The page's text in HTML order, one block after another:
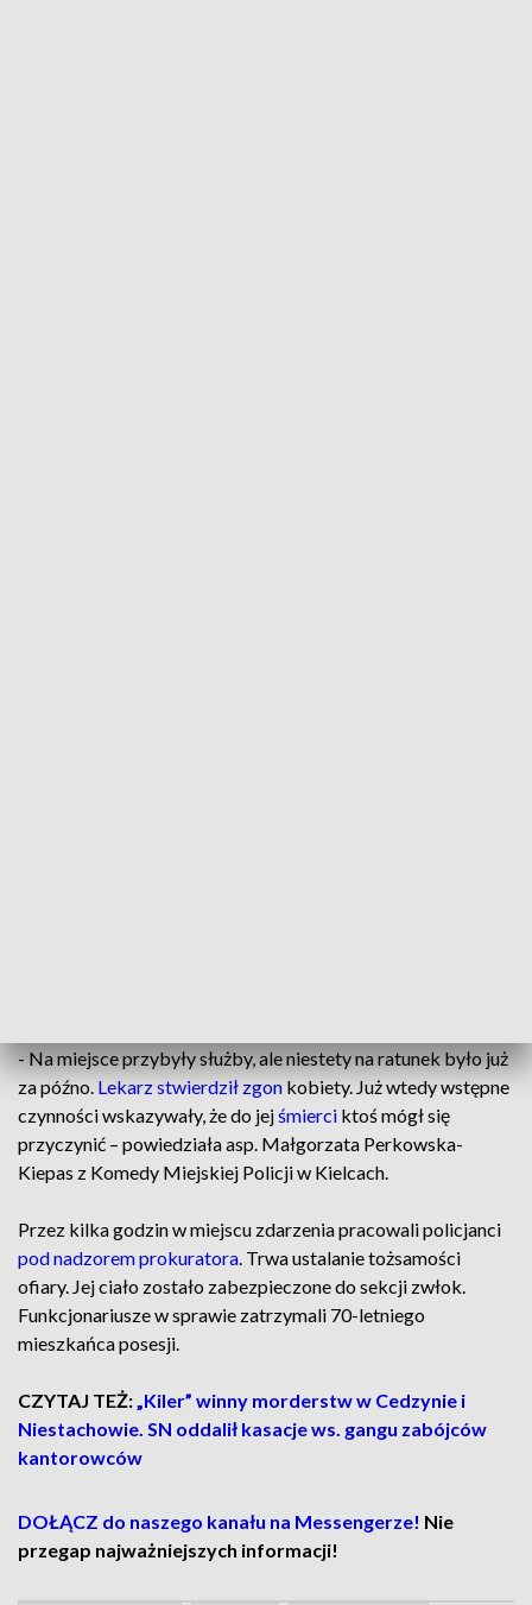
- Na miejsce przybyły służby, ale niestety na ratunek było już
za późno. Lekarz stwierdził zgon kobiety. Już wtedy wstępne
czynności wskazywały, że do jejśmierci ktoś mógł się
przyczynić – powiedziała asp. Małgorzata Perkowska-
Kiepas z Komedy Miejskiej Policji w Kielcach.
Przez kilka godzin w miejscu zdarzenia pracowali policjanci
pod nadzorem prokuratora. Trwa ustalanie tożsamości
ofiary. Jej ciało zostało zabezpieczone do sekcji zwłok.
Funkcjonariusze w sprawie zatrzymali 70-letniego
mieszkańca posesji.
CZYTAJ TEŻ:„Kiler” winny morderstw w Cedzynie i
Niestachowie. SN oddalił kasacje ws. gangu zabójców
kantorowców
DOŁĄCZ do naszego kanału na Messengerze! Nie
przegap najważniejszych informacji!